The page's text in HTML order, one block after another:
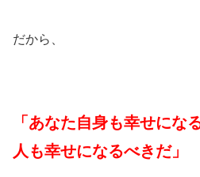
だから、
「あなた自身も幸せにな
人も幸せになるべきだ」